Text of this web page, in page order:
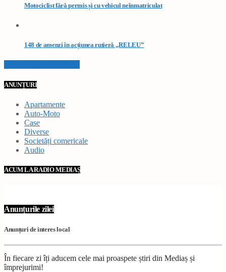
Motociclist fără permis și cu vehicul neînmatriculat
148 de amenzi în acțiunea rutieră „RELEU”
ANUNȚURI
Apartamente
Auto-Moto
Case
Diverse
Societăți comericale
Audio
ACUM LA RADIO MEDIAȘ
Anunțurile zilei
Anunțuri de interes local
În fiecare zi îți aducem cele mai proaspete știri din Mediaș și
împrejurimi!